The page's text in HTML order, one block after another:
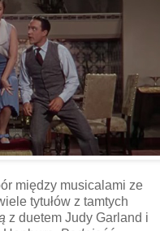
między musicalami ze
tytułów z tamtych
z duetem Judy Garland i